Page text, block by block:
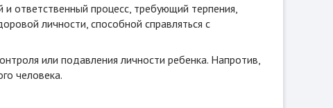
ответственный процесс, требующий терпения,
личности, способной справляться с
или подавления личности ребенка. Напротив,
человека.